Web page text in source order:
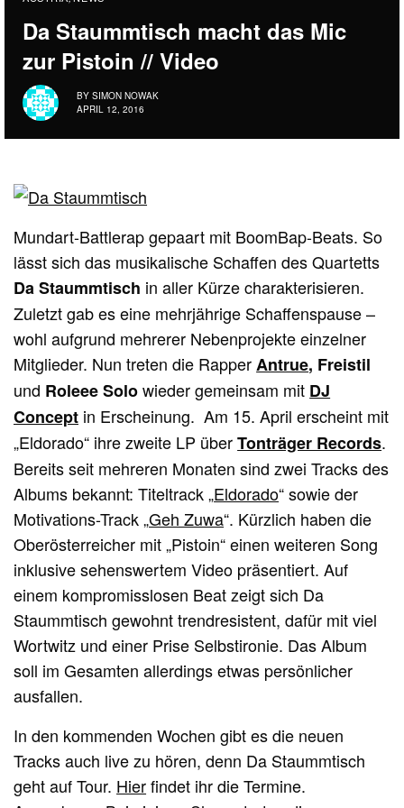
Da Staummtisch macht das Mic
zur Pistoin // Video
BY SIMON NOWAK
APRIL 12, 2016
Mundart-Battlerap gepaart mit BoomBap-Beats. So
lässt sich das musikalische Schaffen des Quartetts
Da Staummtisch in aller Kürze charakterisieren.
Zuletzt gab es eine mehrjährige Schaffenspause –
wohl aufgrund mehrerer Nebenprojekte einzelner
Mitglieder. Nun treten die RapperAntrue, Freistil
und Roleee Solowieder gemeinsam mit DJ
Concept in Erscheinung. Am 15. April erscheint mit
„Eldorado“ ihre zweite LP überTonträger Records.
Bereits seit mehreren Monaten sind zwei Tracks des
Albums bekannt: Titeltrack „Eldorado“ sowie der
Motivations-Track „Geh Zuwa“. Kürzlich haben die
Oberösterreicher mit „Pistoin“ einen weiteren Song
inklusive sehenswertem Video präsentiert. Auf
einem kompromisslosen Beat zeigt sich Da
Staummtisch gewohnt trendresistent, dafür mit viel
Wortwitz und einer Prise Selbstironie. Das Album
soll im Gesamten allerdings etwas persönlicher
ausfallen.
In den kommenden Wochen gibt es die neuen
Tracks auch live zu hören, denn Da Staummtisch
geht auf Tour. Hierfindet ihr die Termine.